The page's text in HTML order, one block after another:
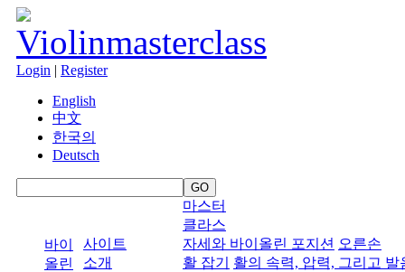
Login | Register
English
中文
한국의
Deutsch
바이
올린
사이트
소개
마스터
클라스
자세와 바이올린 포지션 오른손
활 잡기
활의 속력, 압력, 그리고 발